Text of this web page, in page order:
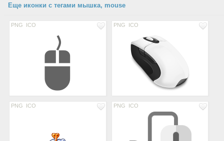
Еще иконки с тегами мышка, mouse
PNG ICO PNG ICO
PNG ICO PNG ICO